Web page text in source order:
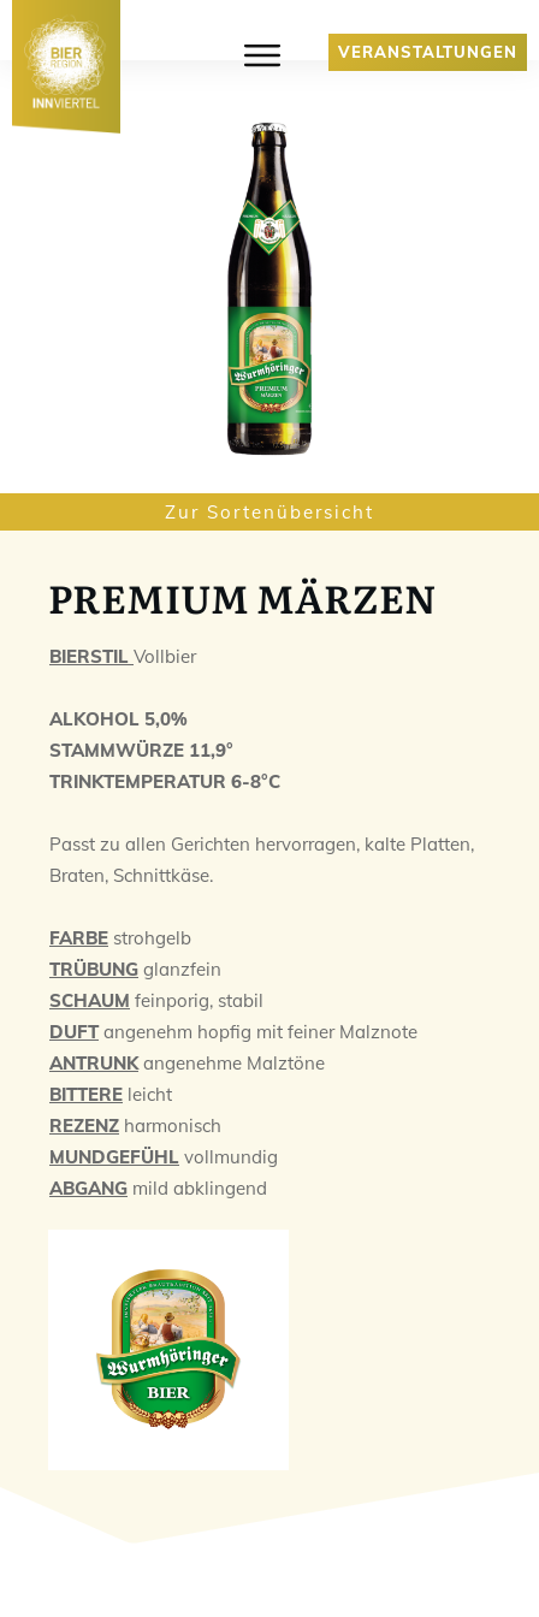
VERANSTALTUNGEN
Zur Sortenübersicht
PREMIUM MÄRZEN
BIERSTIL Vollbier
ALKOHOL 5,0%
STAMMWÜRZE 11,9°
TRINKTEMPERATUR 6-8°C
Passt zu allen Gerichten hervorragen, kalte Platten,
Braten, Schnittkäse.
FARBE strohgelb
TRÜBUNG glanzfein
SCHAUM feinporig, stabil
DUFTangenehm hopfig mit feiner Malznote
ANTRUNKangenehme Malztöne
BITTERE leicht
REZENZ harmonisch
MUNDGEFÜHL vollmundig
ABGANG mild abklingend